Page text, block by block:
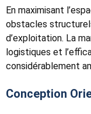
En maximisant
obstacles
d’exploitation. La
logistiques et
considérablement
Conception